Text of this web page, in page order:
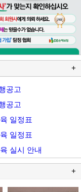
+
공고
공고
일정표
일정표
실시 안내
+